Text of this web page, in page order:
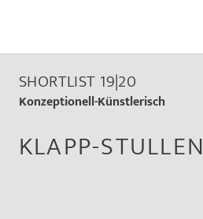
SHORTLIST 19|20
Konzeptionell-Künstlerisch
KLAPP-STULLEN